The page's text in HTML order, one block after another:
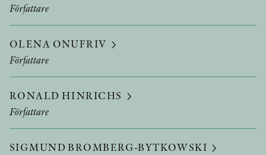
Författare
OLENA ONUFRIV
Författare
RONALD HINRICHS
Författare
SIGMUND BROMBERG-BYTKOWSKI